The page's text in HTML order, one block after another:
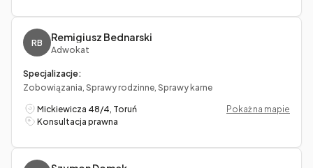
RB Remigiusz Bednarski
Adwokat
Specjalizacje:
Zobowiązania, Sprawy rodzinne, Sprawy karne
Mickiewicza 48/4, Toruń
Pokaż na mapie
Konsultacja prawna